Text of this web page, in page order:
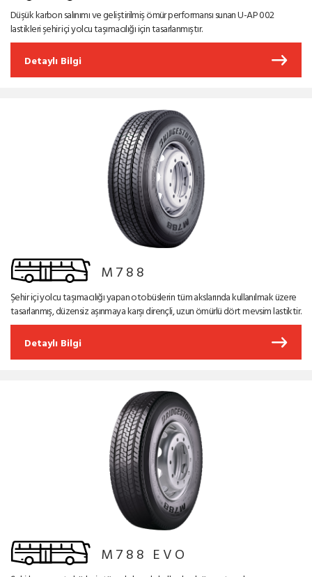
Düşük karbon salınımı ve geliştirilmiş ömür performansı sunan U-AP 002
lastikleri şehir içi yolcu taşımacılığı için tasarlanmıştır.
Detaylı Bilgi
M788
Şehir içi yolcu taşımacılığı yapan otobüslerin tüm akslarında kullanılmak üzere
tasarlanmış, düzensiz aşınmaya karşı dirençli, uzun ömürlü dört mevsim lastiktir.
Detaylı Bilgi
M788 EVO